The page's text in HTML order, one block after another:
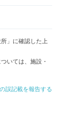
」に確認した上
いては、施設・
誤記載を報告する